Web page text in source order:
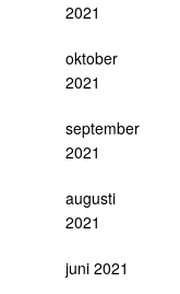
2021
oktober
2021
september
2021
augusti
2021
juni 2021